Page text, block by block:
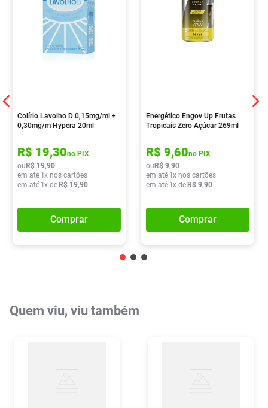
Colírio Lavolho D 0,15mg/ml +
0,30mg/m Hypera 20ml
R$ 19,30no PIX
ou R$ 19,90
em até 1x nos cartões
em até 1x de R$ 19,90
Comprar
Energético Engov Up Frutas
Tropicais Zero Açúcar 269ml
R$ 9,60no PIX
ou R$ 9,90
em até 1x nos cartões
em até 1x de R$ 9,90
Comprar
Quem viu, viu também